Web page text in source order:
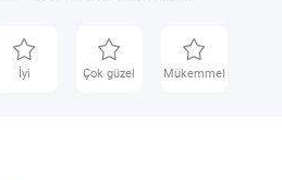
İyi Çok güzel Mükemmel